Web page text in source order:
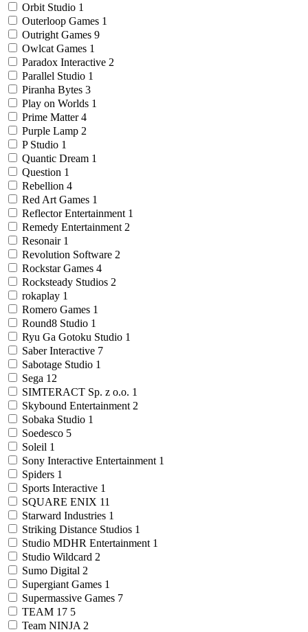
Orbit Studio 1
Outerloop Games 1
Outright Games 9
Owlcat Games 1
Paradox Interactive 2
Parallel Studio 1
Piranha Bytes 3
Play on Worlds 1
Prime Matter 4
Purple Lamp 2
P Studio 1
Quantic Dream 1
Question 1
Rebellion 4
Red Art Games 1
Reflector Entertainment 1
Remedy Entertainment 2
Resonair 1
Revolution Software 2
Rockstar Games 4
Rocksteady Studios 2
rokaplay 1
Romero Games 1
Round8 Studio 1
Ryu Ga Gotoku Studio 1
Saber Interactive 7
Sabotage Studio 1
Sega 12
SIMTERACT Sp. z o.o. 1
Skybound Entertainment 2
Sobaka Studio 1
Soedesco 5
Soleil 1
Sony Interactive Entertainment 1
Spiders 1
Sports Interactive 1
SQUARE ENIX 11
Starward Industries 1
Striking Distance Studios 1
Studio MDHR Entertainment 1
Studio Wildcard 2
Sumo Digital 2
Supergiant Games 1
Supermassive Games 7
TEAM 17 5
Team NINJA 2